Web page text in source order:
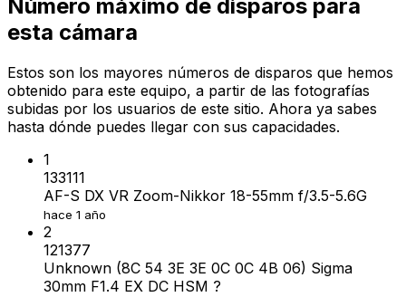
Número máximo de disparos para
esta cámara
Estos son los mayores números de disparos que hemos
obtenido para este equipo, a partir de las fotografías
subidas por los usuarios de este sitio. Ahora ya sabes
hasta dónde puedes llegar con sus capacidades.
1
133111
AF-S DX VR Zoom-Nikkor 18-55mm f/3.5-5.6G
hace 1 año
2
121377
Unknown (8C 54 3E 3E 0C 0C 4B 06) Sigma
30mm F1.4 EX DC HSM ?